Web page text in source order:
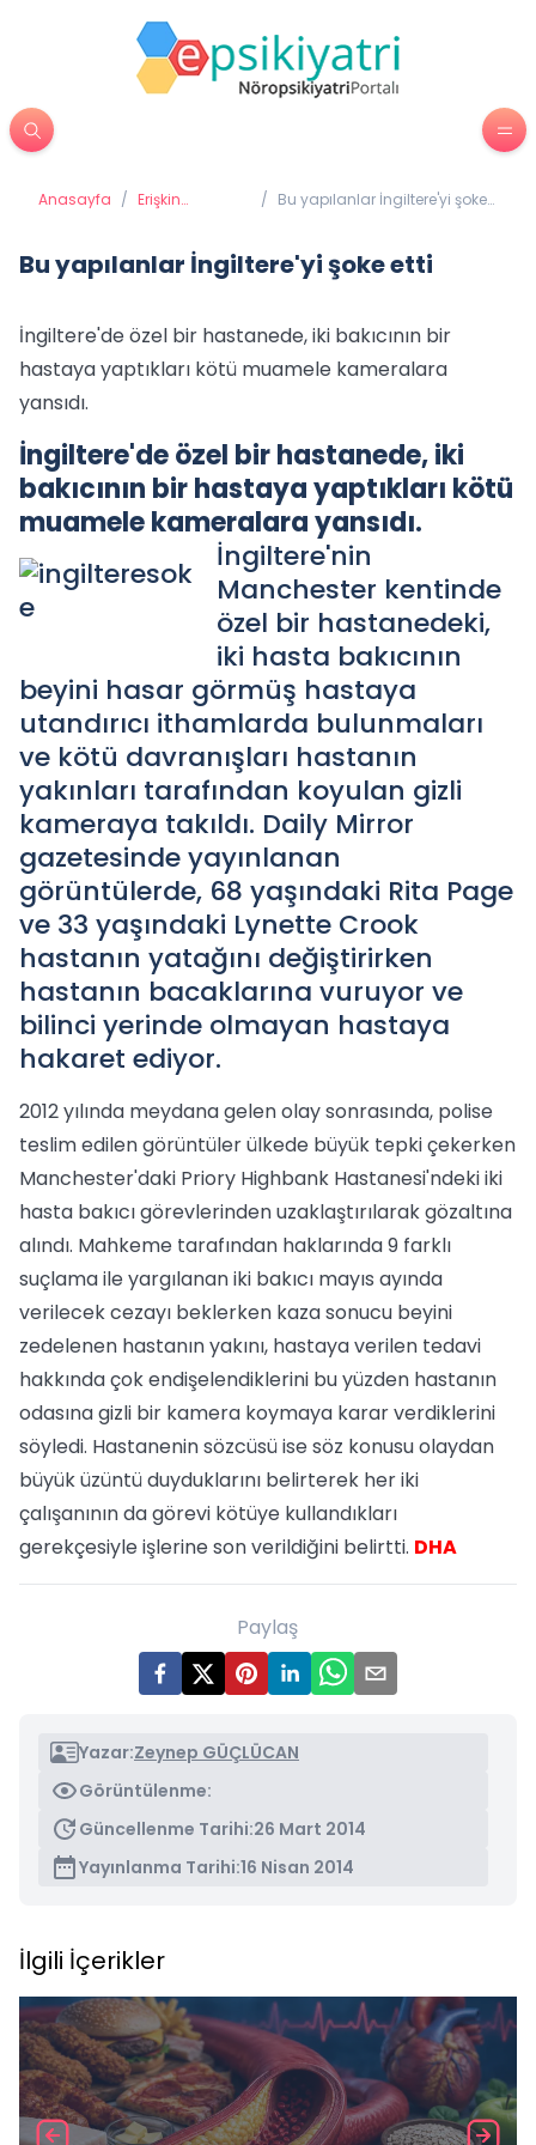
Anasayfa / Erişkin
/ Bu yapılanlar İngiltere'yi şoke
Bu yapılanlar İngiltere'yi şoke etti
İngiltere'de özel bir hastanede, iki bakıcının bir
hastaya yaptıkları kötü muamele kameralara
yansıdı.
İngiltere'de özel bir hastanede, iki
bakıcının bir hastaya yaptıkları kötü
muamele kameralara yansıdı.
İngiltere'nin
Manchester kentinde
özel bir hastanedeki,
iki hasta bakıcının
beyini hasar görmüş hastaya
utandırıcı ithamlarda bulunmaları
ve kötü davranışları hastanın
yakınları tarafından koyulan gizli
kameraya takıldı. Daily Mirror
gazetesinde yayınlanan
görüntülerde, 68 yaşındaki Rita Page
ve 33 yaşındaki Lynette Crook
hastanın yatağını değiştirirken
hastanın bacaklarına vuruyor ve
bilinci yerinde olmayan hastaya
hakaret ediyor.
2012 yılında meydana gelen olay sonrasında, polise
teslim edilen görüntüler ülkede büyük tepki çekerken
Manchester'daki Priory Highbank Hastanesi'ndeki iki
hasta bakıcı görevlerinden uzaklaştırılarak gözaltına
alındı. Mahkeme tarafından haklarında 9 farklı
suçlama ile yargılanan iki bakıcı mayıs ayında
verilecek cezayı beklerken kaza sonucu beyini
zedelenen hastanın yakını, hastaya verilen tedavi
hakkında çok endişelendiklerini bu yüzden hastanın
odasına gizli bir kamera koymaya karar verdiklerini
söyledi. Hastanenin sözcüsü ise söz konusu olaydan
büyük üzüntü duyduklarını belirterek her iki
çalışanının da görevi kötüye kullandıkları
gerekçesiyle işlerine son verildiğini belirtti. DHA
Paylaş
Yazar:Zeynep GÜÇLÜCAN
Görüntülenme:
Güncellenme Tarihi:26 Mart 2014
Yayınlanma Tarihi:16 Nisan 2014
İlgili İçerikler